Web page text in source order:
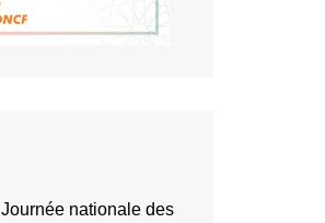
Journée nationale des